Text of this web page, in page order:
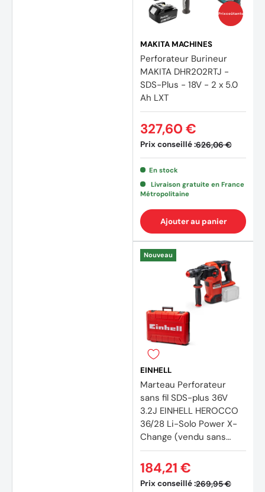
Prix coûtants
MAKITA MACHINES
Perforateur Burineur
MAKITA DHR202RTJ -
SDS-Plus - 18V - 2 x 5.0
Ah LXT
Prix conseillé :626,06 €
327,60 €
En stock
Livraison gratuite en France
Métropolitaine
Ajouter au panier
Nouveau
EINHELL
Marteau Perforateur
sans fil SDS-plus 36V
3.2J EINHELL HEROCCO
36/28 Li-Solo Power X-
Change (vendu sans
batterie)
Prix conseillé :269,95 €
184,21 €